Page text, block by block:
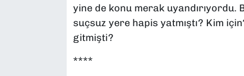
yine de konu merak uyandırıyordu.
suçsuz yere hapis yatmıştı? Kim
gitmişti?
****